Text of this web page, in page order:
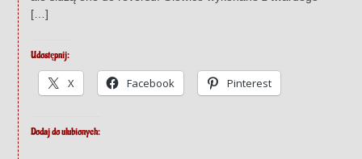
[…]
Udostępnij:
X Facebook Pinterest
Dodaj do ulubionych: